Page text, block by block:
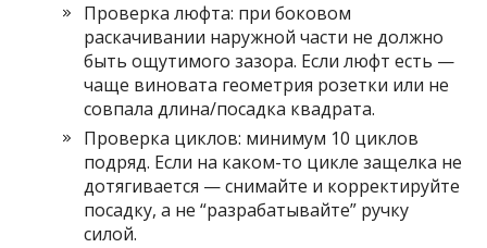
Проверка люфта: при боковом
раскачивании наружной части не должно
быть ощутимого зазора. Если люфт есть —
чаще виновата геометрия розетки или не
совпала длина/посадка квадрата.
Проверка циклов: минимум 10 циклов
подряд. Если на каком-то цикле защелка не
дотягивается — снимайте и корректируйте
посадку, а не “разрабатывайте” ручку
силой.